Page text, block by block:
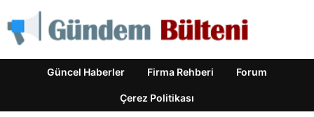
Güncel Haberler Firma Rehberi Forum
Çerez Politikası